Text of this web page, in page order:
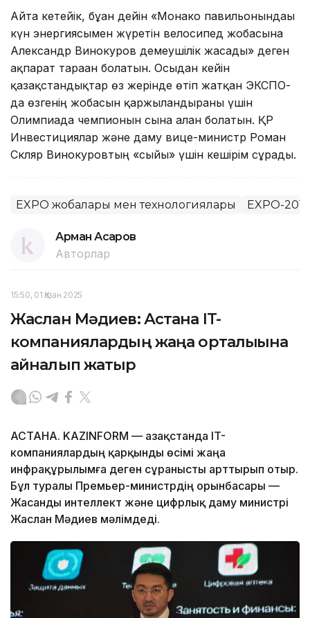
Айта кетейік, бұған дейін «Монако павильонындағы
күн энергиясымен жүретін велосипед жобасына
Александр Винокуров демеушілік жасады» деген
ақпарат тараған болатын. Осыдан кейін
қазақстандықтар өз жерінде өтіп жатқан ЭКСПО-
да өзгенің жобасын қаржыландырғаны үшін
Олимпиада чемпионын сынға алған болатын. ҚР
Инвестициялар және даму вице-министр Роман
Скляр Винокуровтың «сыйы» үшін кешірім сұрады.
EXPO жобалары мен технологиялары EXPO-2017
Арман Асқаров
Авторлар
15:50, 01 Қазан 2025
Жаслан Мәдиев: Астана IT-
компаниялардың жаңа орталығына
айналып жатыр
АСТАНА. KAZINFORM — Қазақстанда IT-
компаниялардың қарқынды өсімі жаңа
инфрақұрылымға деген сұранысты арттырып отыр.
Бұл туралы Премьер-министрдің орынбасары —
Жасанды интеллект және цифрлық даму министрі
Жаслан Мәдиев мәлімдеді.